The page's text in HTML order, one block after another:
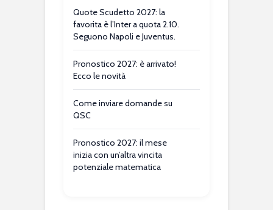
Quote Scudetto 2027: la
favorita è l’Inter a quota 2.10.
Seguono Napoli e Juventus.
Pronostico 2027: è arrivato!
Ecco le novità
Come inviare domande su
QSC
Pronostico 2027: il mese
inizia con un’altra vincita
potenziale matematica